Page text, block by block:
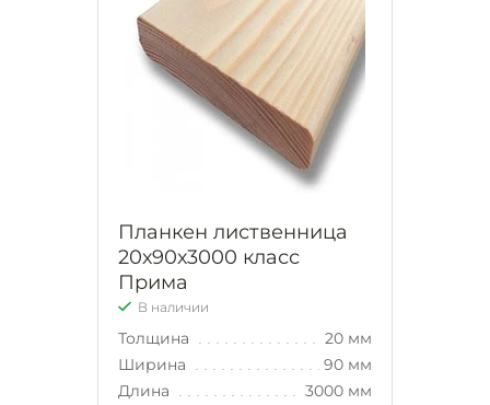
Планкен лиственница
20х90х3000 класс
Прима
В наличии
Толщина
20 мм
Ширина
90 мм
Длина
3000 мм